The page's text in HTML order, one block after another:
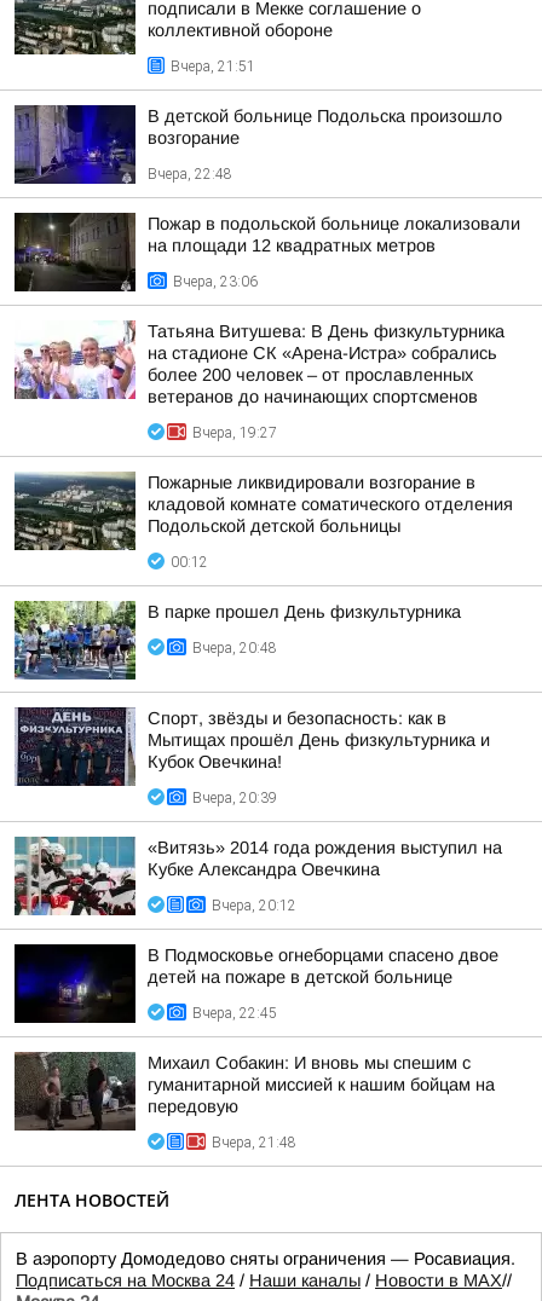
подписали в Мекке соглашение о
коллективной обороне
Вчера, 21:51
В детской больнице Подольска произошло
возгорание
Вчера, 22:48
Пожар в подольской больнице локализовали
на площади 12 квадратных метров
Вчера, 23:06
Татьяна Витушева: В День физкультурника
на стадионе СК «Арена-Истра» собрались
более 200 человек – от прославленных
ветеранов до начинающих спортсменов
Вчера, 19:27
Пожарные ликвидировали возгорание в
кладовой комнате соматического отделения
Подольской детской больницы
00:12
В парке прошел День физкультурника
Вчера, 20:48
Спорт, звёзды и безопасность: как в
Мытищах прошёл День физкультурника и
Кубок Овечкина!
Вчера, 20:39
«Витязь» 2014 года рождения выступил на
Кубке Александра Овечкина
Вчера, 20:12
В Подмосковье огнеборцами спасено двое
детей на пожаре в детской больнице
Вчера, 22:45
Михаил Собакин: И вновь мы спешим с
гуманитарной миссией к нашим бойцам на
передовую
Вчера, 21:48
ЛЕНТА НОВОСТЕЙ
В аэропорту Домодедово сняты ограничения — Росавиация.
Подписаться на Москва 24 / Наши каналы / Новости в MAX//